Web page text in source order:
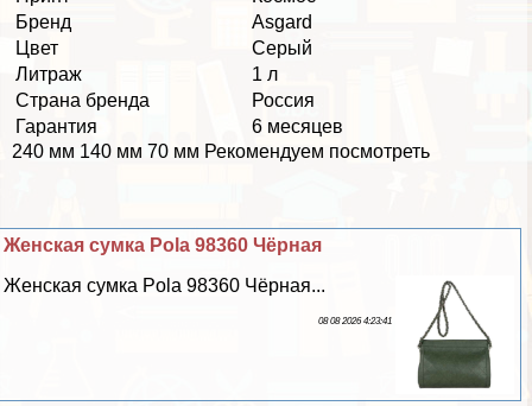
Бренд
Asgard
Цвет
Серый
Литраж
1 л
Страна бренда
Россия
Гарантия
6 месяцев
240 мм 140 мм 70 мм Рекомендуем посмотреть
Женская сумка Pola 98360 Чёрная
Женская сумка Pola 98360 Чёрная...
08 08 2026 4:23:41